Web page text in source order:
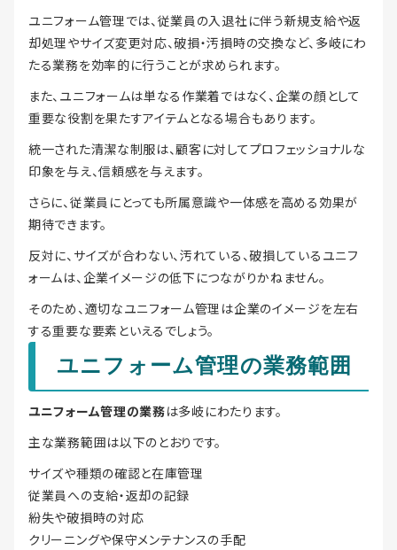
ユニフォーム管理では、従業員の入退社に伴う新規支給や返
却処理やサイズ変更対応、破損・汚損時の交換など、多岐にわ
たる業務を効率的に行うことが求められます。
また、ユニフォームは単なる作業着ではなく、企業の顔として
重要な役割を果たすアイテムとなる場合もあります。
統一された清潔な制服は、顧客に対してプロフェッショナルな
印象を与え、信頼感を与えます。
さらに、従業員にとっても所属意識や一体感を高める効果が
期待できます。
反対に、サイズが合わない、汚れている、破損しているユニフ
ォームは、企業イメージの低下につながりかねません。
そのため、適切なユニフォーム管理は企業のイメージを左右
する重要な要素といえるでしょう。
ユニフォーム管理の業務範囲
ユニフォーム管理の業務は多岐にわたります。
主な業務範囲は以下のとおりです。
サイズや種類の確認と在庫管理
従業員への支給・返却の記録
紛失や破損時の対応
クリーニングや保守メンテナンスの手配